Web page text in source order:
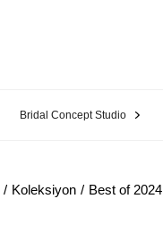
Bridal Concept Studio
Koleksiyon Best of 2024